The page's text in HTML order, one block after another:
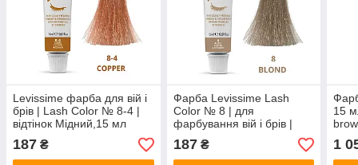
Levissime фарба для вій і
брів | Lash Color № 8-4 |
відтінок Мідний,15 мл
187 ₴
Фарба Levissime Lash
Color № 8 | для
фарбування вій і брів |
відтінок Блонд,15 мл
187₴
15
1